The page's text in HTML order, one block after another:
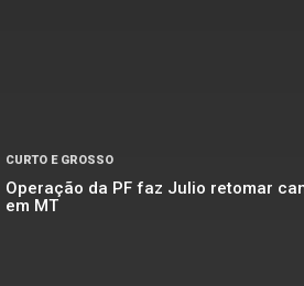
CURTO E GROSSO
Operação da PF faz Julio retomar
em MT